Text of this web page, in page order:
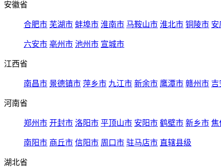
安徽省
合肥市 芜湖市 蚌埠市 淮南市 马鞍山市 淮北市 铜陵市 安
六安市 亳州市 池州市 宣城市
江西省
南昌市 景德镇市 萍乡市 九江市 新余市 鹰潭市 赣州市 吉
河南省
郑州市 开封市 洛阳市 平顶山市 安阳市 鹤壁市 新乡市 焦
南阳市 商丘市 信阳市 周口市 驻马店市 直辖县级
湖北省